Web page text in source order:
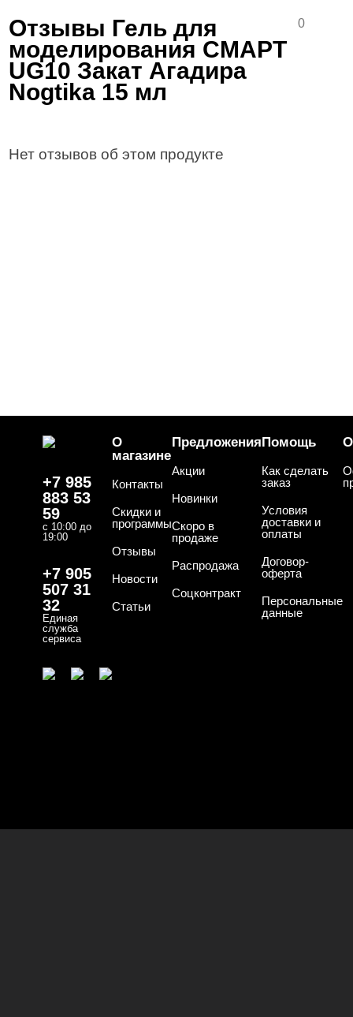
Отзывы Гель для
моделирования СМАРТ
UG10 Закат Агадира
Nogtika 15 мл
0
Нет отзывов об этом продукте
+7 985
883 53
59
с 10:00 до
19:00
+7 905
507 31
32
Единая
служба
сервиса
О
магазине
Контакты
Скидки и
программы
Отзывы
Новости
Статьи
Предложения
Акции
Новинки
Скоро в
продаже
Распродажа
Соцконтракт
Помощь
Как сделать
заказ
Условия
доставки и
оплаты
Договор-
оферта
Персональные
данные